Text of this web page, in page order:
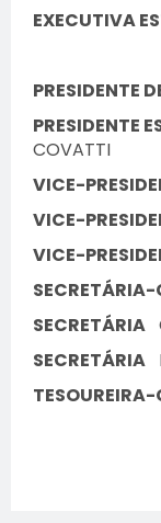
EXECUTIVA
PRESIDENTE
PRESIDENTE
COVATTI
VICE-
VICE-
VICE-
SECRETÁRIA-
SECRETÁRIA
SECRETÁRIA
TESOUREIRA-